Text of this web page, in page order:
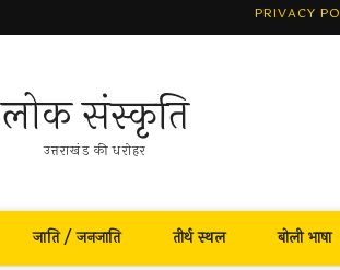
PRIVACY
लोक संस्कृति
उत्तराखंड की धरोहर
जाति / जनजाति तीर्थ स्थल बोली भाषा